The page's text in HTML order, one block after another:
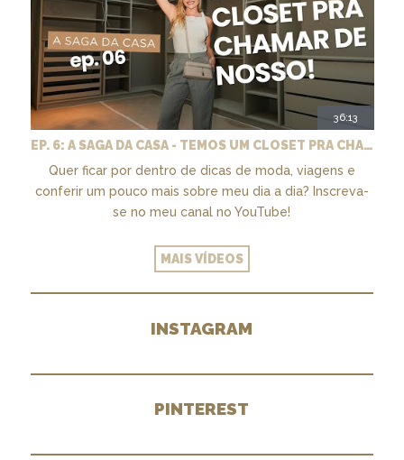
36:13
EP. 6: A SAGA DA CASA - TEMOS UM CLOSET PRA CHAMAR DE NOSSO + MARCENARIA E PAISAGISMO
Quer ficar por dentro de dicas de moda, viagens e
conferir um pouco mais sobre meu dia a dia? Inscreva-
se no meu canal no YouTube!
MAIS VÍDEOS
INSTAGRAM
PINTEREST